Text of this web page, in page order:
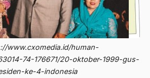
www.cxomedia.id/human-
74-176671/20-oktober-1999-gus-
ke-4-indonesia